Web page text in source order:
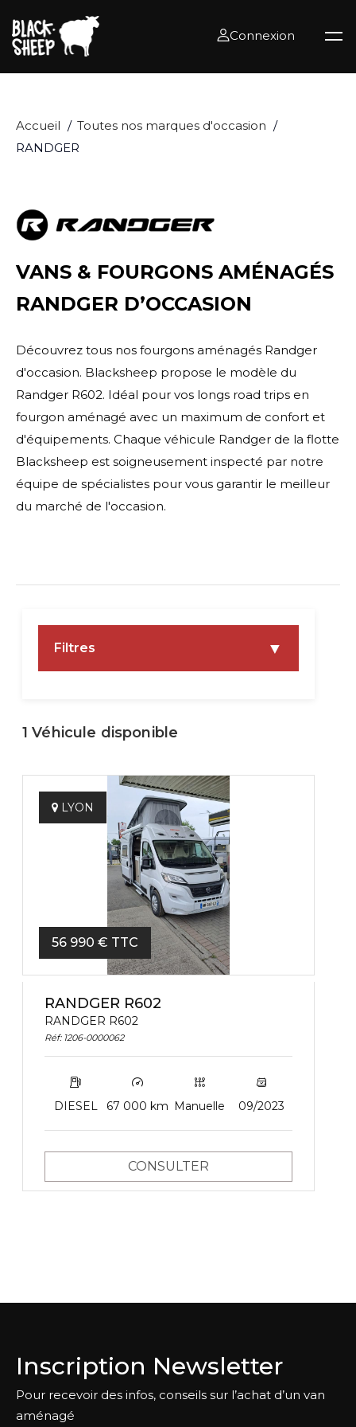
Connexion
Accueil
Toutes nos marques d'occasion
RANDGER
VANS & FOURGONS AMÉNAGÉS
RANDGER D’OCCASION
Découvrez tous nos fourgons aménagés Randger
d'occasion. Blacksheep propose le modèle du
Randger R602. Idéal pour vos longs road trips en
fourgon aménagé avec un maximum de confort et
d'équipements. Chaque véhicule Randger de la flotte
Blacksheep est soigneusement inspecté par notre
équipe de spécialistes pour vous garantir le meilleur
du marché de l'occasion.
Filtres ▼
ANNÉE
ÉNERGIE
1 Véhicule disponible
LYON
56 990 € TTC
RANDGER R602
RANDGER R602
Réf: 1206-0000062
DIESEL 67 000 km Manuelle 09/2023
CONSULTER
Inscription Newsletter
Pour recevoir des infos, conseils sur l’achat d’un van
aménagé